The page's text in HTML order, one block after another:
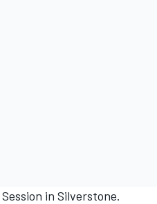
in Silverstone.